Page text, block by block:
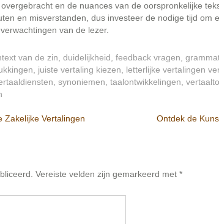
en de nuances van de oorspronkelijke
en misverstanden, dus investeer de nodige tijd om
van de lezer.
van de zin duidelijkheid feedback vragen
juiste vertaling kiezen letterlijke vertalingen
synoniemen taalontwikkelingen
Zakelijke Vertalingen Ontdek de
Vereiste velden zijn gemarkeerd met *